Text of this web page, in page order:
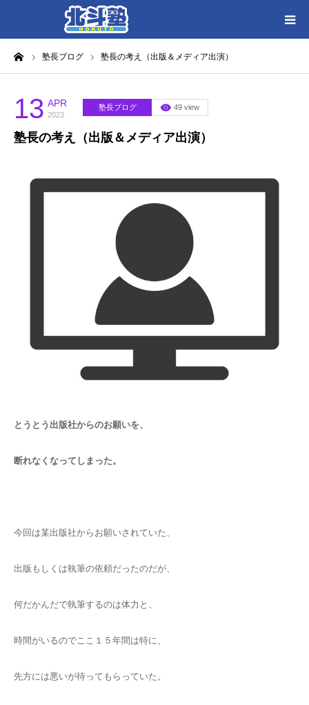
塾長ブログ 塾長の考え（出版＆メディア出演）
13 APR
2023
塾長ブログ 49 view
塾長の考え（出版＆メディア出演）
とうとう出版社からのお願いを、
断れなくなってしまった。
今回は某出版社からお願いされていた、
出版もしくは執筆の依頼だったのだが、
何だかんだで執筆するのは体力と、
時間がいるのでここ１５年間は特に、
先方には悪いが待ってもらっていた。
HOME
各教室別に記事を見る
北斗塾／教室一覧
お問い合わせ